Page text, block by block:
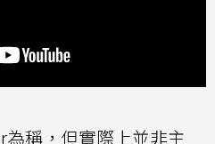
為稱，但實際上並非主